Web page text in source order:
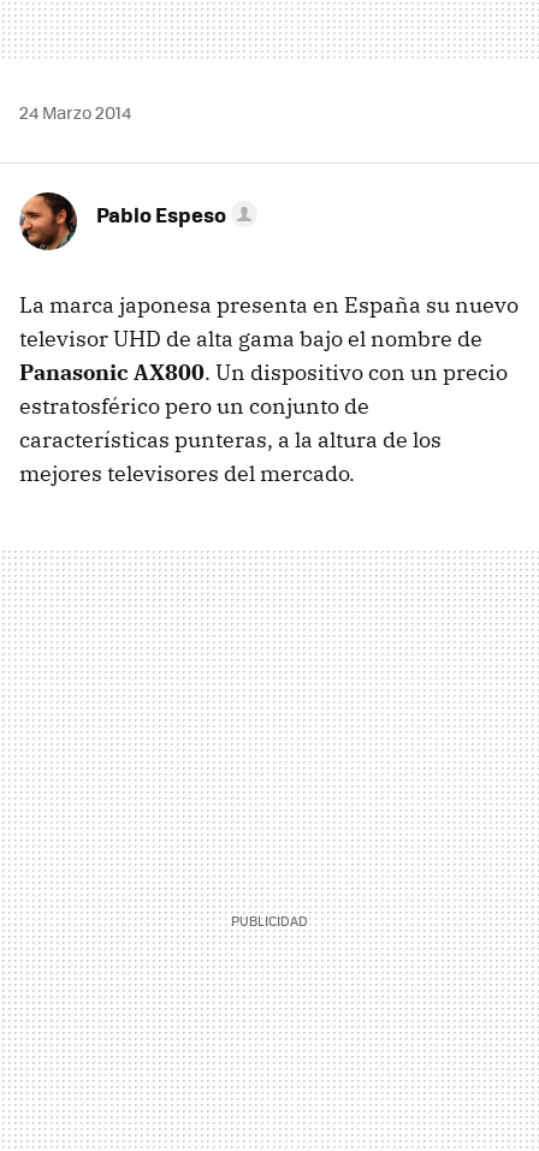
24 Marzo 2014
Pablo Espeso
La marca japonesa presenta en España su nuevo
televisor UHD de alta gama bajo el nombre de
Panasonic AX800. Un dispositivo con un precio
estratosférico pero un conjunto de
características punteras, a la altura de los
mejores televisores del mercado.